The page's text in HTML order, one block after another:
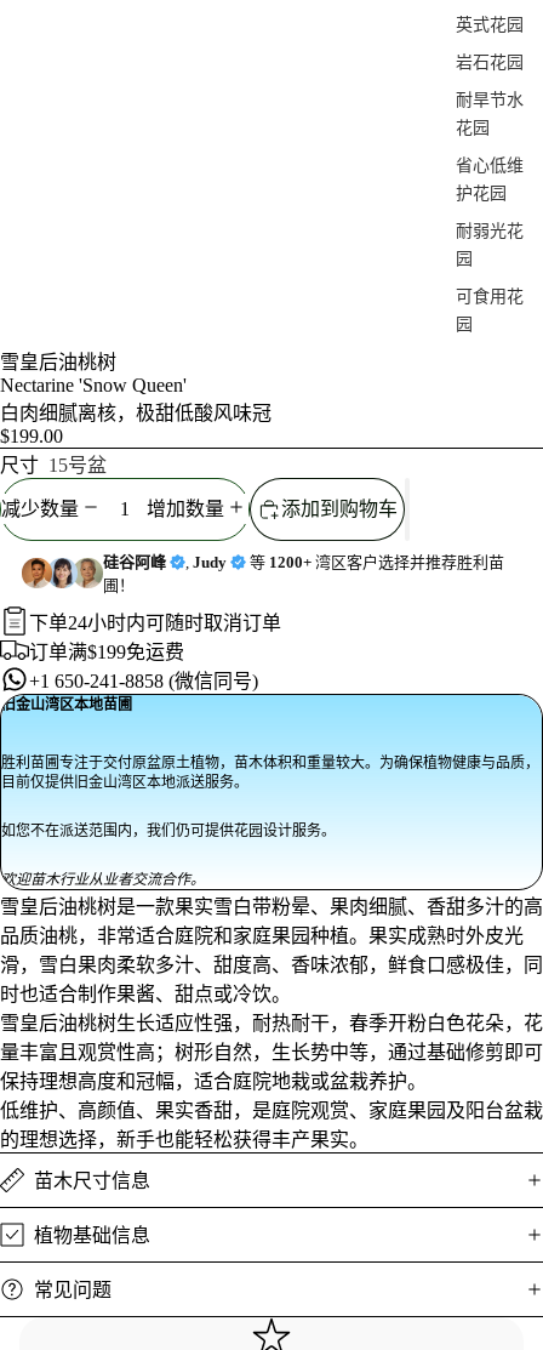
英式花园
岩石花园
耐旱节水
花园
省心低维
护花园
耐弱光花
园
可食用花
园
树篱
滨水植物
Staff
近期售出
品
土壤&种
植基质
壤改良
覆盖物
花盆
雪皇后油桃树
Nectarine 'Snow Queen'
白肉细腻离核，极甜低酸风味冠
$199.00
尺寸 15号盆
减少数量 增加数量 添加到购物车
硅谷阿峰 Judy 等 1200+ 湾区客户选择并推荐胜利苗
圃！
下单24小时内可随时取消订单
订单满$199免运费
+1 650-241-8858 (微信同号)
旧金山湾区本地苗圃
胜利苗圃专注于交付原盆原土植物，苗木体积和重量较大。为确保植物健康与品质，
目前仅提供旧金山湾区本地派送服务。
如您不在派送范围内，我们仍可提供花园设计服务。
欢迎苗木行业从业者交流合作。
雪皇后油桃树是一款果实雪白带粉晕、果肉细腻、香甜多汁的高
品质油桃，非常适合庭院和家庭果园种植。果实成熟时外皮光
滑，雪白果肉柔软多汁、甜度高、香味浓郁，鲜食口感极佳，同
时也适合制作果酱、甜点或冷饮。
雪皇后油桃树生长适应性强，耐热耐干，春季开粉白色花朵，花
量丰富且观赏性高；树形自然，生长势中等，通过基础修剪即可
保持理想高度和冠幅，适合庭院地栽或盆栽养护。
低维护、高颜值、果实香甜，是庭院观赏、家庭果园及阳台盆栽
的理想选择，新手也能轻松获得丰产果实。
苗木尺寸信息
植物基础信息
常见问题